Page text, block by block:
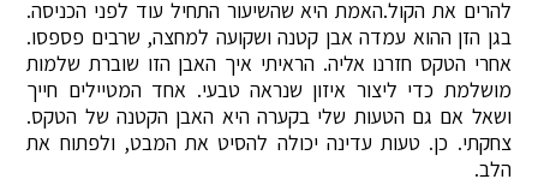
להרים את הקול.האמת היא שהשיעור התחיל עוד לפני הכניסה.
בגן הזן ההוא עמדה אבן קטנה ושקועה למחצה, שרבים פספסו.
אחרי הטקס חזרנו אליה. הראיתי איך האבן הזו שוברת שלמות
מושלמת כדי ליצור איזון שנראה טבעי. אחד המטיילים חייך
ושאל אם גם הטעות שלי בקערה היא האבן הקטנה של הטקס.
צחקתי. כן. טעות עדינה יכולה להסיט את המבט, ולפתוח את
הלב.